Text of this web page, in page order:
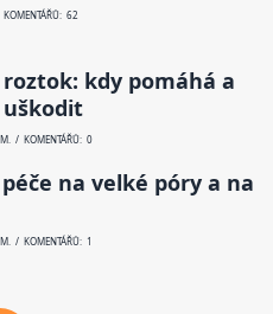
62
kdy pomáhá a
M. / KOMENTÁŘŮ: 0
na velké póry a na
/ KOMENTÁŘŮ: 1